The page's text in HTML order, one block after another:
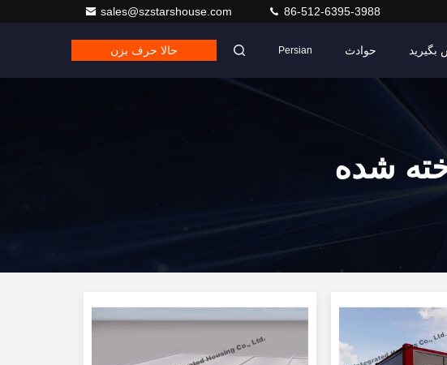
sales@szstarshouse.com 86-512-6395-3988
بگیرید حوادث Persian حالا حرف بزن
شده